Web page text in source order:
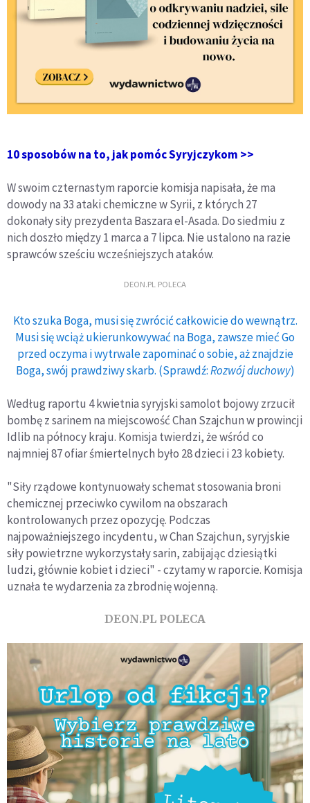
10 sposobów na to, jak pomóc Syryjczykom >>
W swoim czternastym raporcie komisja napisała, że ma
dowody na 33 ataki chemiczne w Syrii, z których 27
dokonały siły prezydenta Baszara el-Asada. Do siedmiu z
nich doszło między 1 marca a 7 lipca. Nie ustalono na razie
sprawców sześciu wcześniejszych ataków.
DEON.PL POLECA
Kto szuka Boga, musi się zwrócić całkowicie do wewnątrz.
Musi się wciąż ukierunkowywać na Boga, zawsze mieć Go
przed oczyma i wytrwale zapominać o sobie, aż znajdzie
Boga, swój prawdziwy skarb. (Sprawdź:Rozwój duchowy)
Według raportu 4 kwietnia syryjski samolot bojowy zrzucił
bombę z sarinem na miejscowość Chan Szajchun w prowincji
Idlib na północy kraju. Komisja twierdzi, że wśród co
najmniej 87 ofiar śmiertelnych było 28 dzieci i 23 kobiety.
"Siły rządowe kontynuowały schemat stosowania broni
chemicznej przeciwko cywilom na obszarach
kontrolowanych przez opozycję. Podczas
najpoważniejszego incydentu, w Chan Szajchun, syryjskie
siły powietrzne wykorzystały sarin, zabijając dziesiątki
ludzi, głównie kobiet i dzieci" - czytamy w raporcie. Komisja
uznała te wydarzenia za zbrodnię wojenną.
DEON.PL POLECA